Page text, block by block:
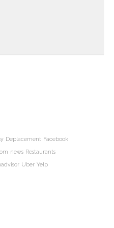
Deplacement Facebook
news Restaurants
Uber Yelp